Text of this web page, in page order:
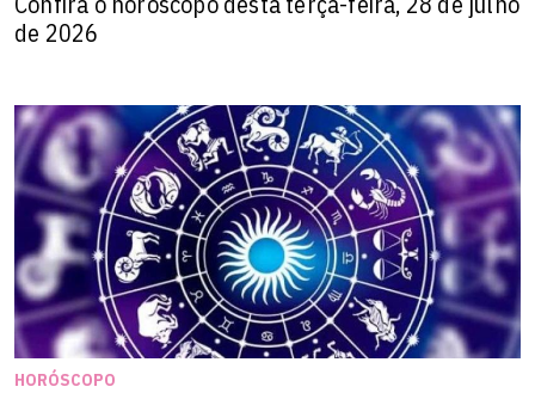
de 2026
HORÓSCOPO